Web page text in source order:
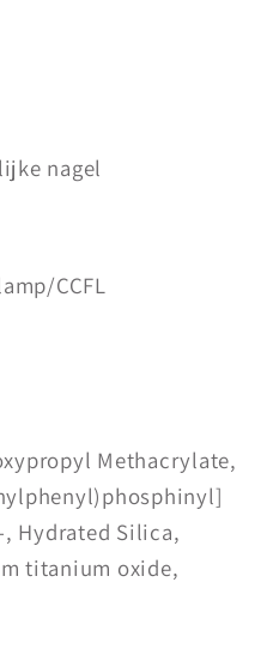
nagel
CCFL
Methacrylate,
Hydrated Silica,
titanium oxide,